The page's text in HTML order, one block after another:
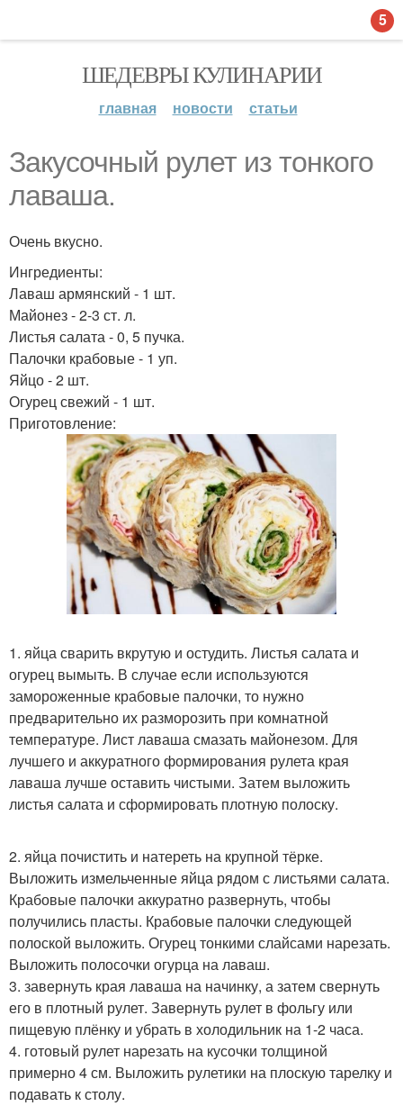
ШЕДЕВРЫ КУЛИНАРИИ
главная новости статьи
Закусочный рулет из тонкого
лаваша.
Очень вкусно.
Ингредиенты:
Лаваш армянский - 1 шт.
Майонез - 2-3 ст. л.
Листья салата - 0, 5 пучка.
Палочки крабовые - 1 уп.
Яйцо - 2 шт.
Огурец свежий - 1 шт.
Приготовление:
1. яйца сварить вкрутую и остудить. Листья салата и
огурец вымыть. В случае если используются
замороженные крабовые палочки, то нужно
предварительно их разморозить при комнатной
температуре. Лист лаваша смазать майонезом. Для
лучшего и аккуратного формирования рулета края
лаваша лучше оставить чистыми. Затем выложить
листья салата и сформировать плотную полоску.
2. яйца почистить и натереть на крупной тёрке.
Выложить измельченные яйца рядом с листьями салата.
Крабовые палочки аккуратно развернуть, чтобы
получились пласты. Крабовые палочки следующей
полоской выложить. Огурец тонкими слайсами нарезать.
Выложить полосочки огурца на лаваш.
3. завернуть края лаваша на начинку, а затем свернуть
его в плотный рулет. Завернуть рулет в фольгу или
пищевую плёнку и убрать в холодильник на 1-2 часа.
4. готовый рулет нарезать на кусочки толщиной
примерно 4 см. Выложить рулетики на плоскую тарелку и
подавать к столу.
5